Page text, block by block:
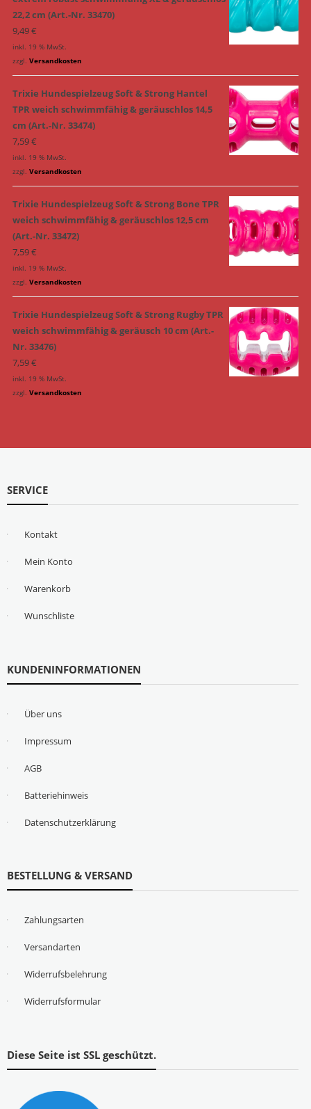
22,2 cm (Art.-Nr. 33470)
9,49€
inkl. 19 % MwSt.
zzgl. Versandkosten
Trixie Hundespielzeug Soft & Strong Hantel
TPR weich schwimmfähig & geräuschlos 14,5
cm (Art.-Nr. 33474)
7,59€
inkl. 19 % MwSt.
zzgl. Versandkosten
Trixie Hundespielzeug Soft & Strong Bone TPR
weich schwimmfähig & geräuschlos 12,5 cm
(Art.-Nr. 33472)
7,59€
inkl. 19 % MwSt.
zzgl. Versandkosten
Trixie Hundespielzeug Soft & Strong Rugby TPR
weich schwimmfähig & geräusch 10 cm (Art.-
Nr. 33476)
7,59€
inkl. 19 % MwSt.
zzgl. Versandkosten
SERVICE
Kontakt
Mein Konto
Warenkorb
Wunschliste
KUNDENINFORMATIONEN
Über uns
Impressum
AGB
Batteriehinweis
Datenschutzerklärung
BESTELLUNG & VERSAND
Zahlungsarten
Versandarten
Widerrufsbelehrung
Widerrufsformular
Diese Seite ist SSL geschützt.